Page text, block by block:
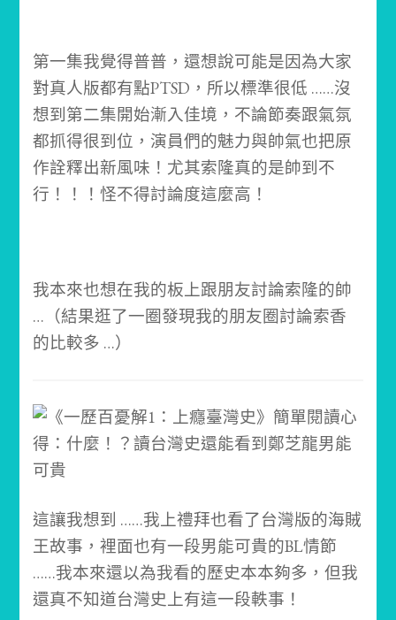
第一集我覺得普普，還想說可能是因為大家
對真人版都有點PTSD，所以標準很低 ……沒
想到第二集開始漸入佳境，不論節奏跟氣氛
都抓得很到位，演員們的魅力與帥氣也把原
作詮釋出新風味！ 尤其索隆真的是帥到不
行！！！怪不得討論度這麼高！
我本來也想在我的板上跟朋友討論索隆的帥
… （結果逛了一圈發現我的朋友圈討論索香
的比較多 …）
這讓我想到 ……我上禮拜也看了台灣版的海賊
王故事，裡面也有一段男能可貴的BL情節
……我本來還以為我看的歷史本本夠多，但我
還真不知道台灣史上有這一段軼事！